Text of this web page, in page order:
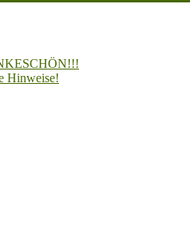
Hinweise!